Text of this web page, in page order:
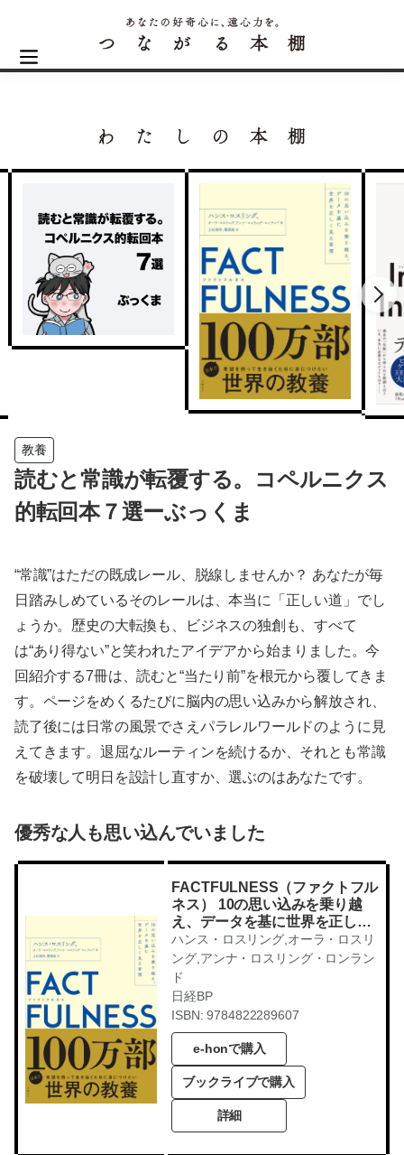
教養
読むと常識が転覆する。コペルニクス
的転回本７選ーぶっくま
“常識”はただの既成レール、脱線しませんか？ あなたが毎
日踏みしめているそのレールは、本当に「正しい道」でし
ょうか。歴史の大転換も、ビジネスの独創も、すべて
は“あり得ない”と笑われたアイデアから始まりました。今
回紹介する7冊は、読むと“当たり前”を根元から覆してきま
す。ページをめくるたびに脳内の思い込みから解放され、
読了後には日常の風景でさえパラレルワールドのように見
えてきます。退屈なルーティンを続けるか、それとも常識
を破壊して明日を設計し直すか、選ぶのはあなたです。
優秀な人も思い込んでいました
FACTFULNESS（ファクトフル
ネス） 10の思い込みを乗り越
え、データを基に世界を正しく
見る習慣
ハンス・ロスリング,オーラ・ロスリ
ング,アンナ・ロスリング・ロンラン
ド
日経BP
ISBN: 9784822289607
e-honで購入
ブックライブで購入
詳細